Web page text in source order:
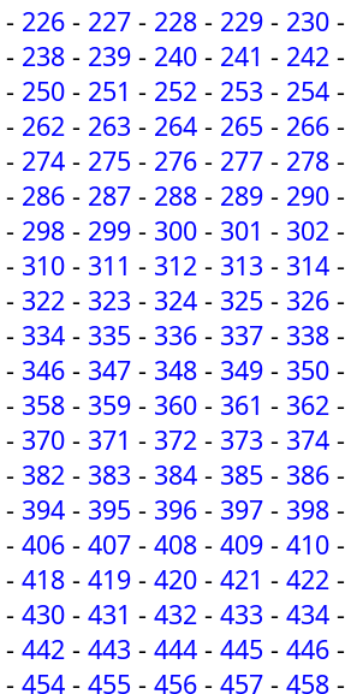
- 226 - 227 - 228 - 229 - 230 -
- 238 - 239 - 240 - 241 - 242 -
- 250 - 251 - 252 - 253 - 254 -
- 262 - 263 - 264 - 265 - 266 -
- 274 - 275 - 276 - 277 - 278 -
- 286 - 287 - 288 - 289 - 290 -
- 298 - 299 - 300 - 301 - 302 -
- 310 - 311 - 312 - 313 - 314 -
- 322 - 323 - 324 - 325 - 326 -
- 334 - 335 - 336 - 337 - 338 -
- 346 - 347 - 348 - 349 - 350 -
- 358 - 359 - 360 - 361 - 362 -
- 370 - 371 - 372 - 373 - 374 -
- 382 - 383 - 384 - 385 - 386 -
- 394 - 395 - 396 - 397 - 398 -
- 406 - 407 - 408 - 409 - 410 -
- 418 - 419 - 420 - 421 - 422 -
- 430 - 431 - 432 - 433 - 434 -
- 442 - 443 - 444 - 445 - 446 -
- 454 - 455 - 456 - 457 - 458 -